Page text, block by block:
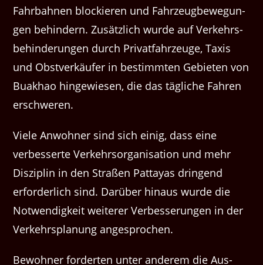
Fahrbah­nen block­ieren und Fahrzeug­be­we­gun­
gen behin­dern. Zusät­zlich wurde auf Verkehrs­
be­hin­derun­gen durch Pri­vat­fahrzeuge, Taxis
und Obstverkäufer in bes­timmten Gebi­eten von
Buakhao hingewiesen, die das tägliche Fahren
erschweren.
Viele Anwohn­er sind sich einig, dass eine
verbesserte Verkehrsor­gan­i­sa­tion und mehr
Diszi­plin in den Straßen Pat­tayas drin­gend
erforder­lich sind. Darüber hin­aus wurde die
Notwendigkeit weit­er­er Verbesserun­gen in der
Verkehrs­pla­nung angesprochen.
Bewohn­er forderten unter anderem die Aus­